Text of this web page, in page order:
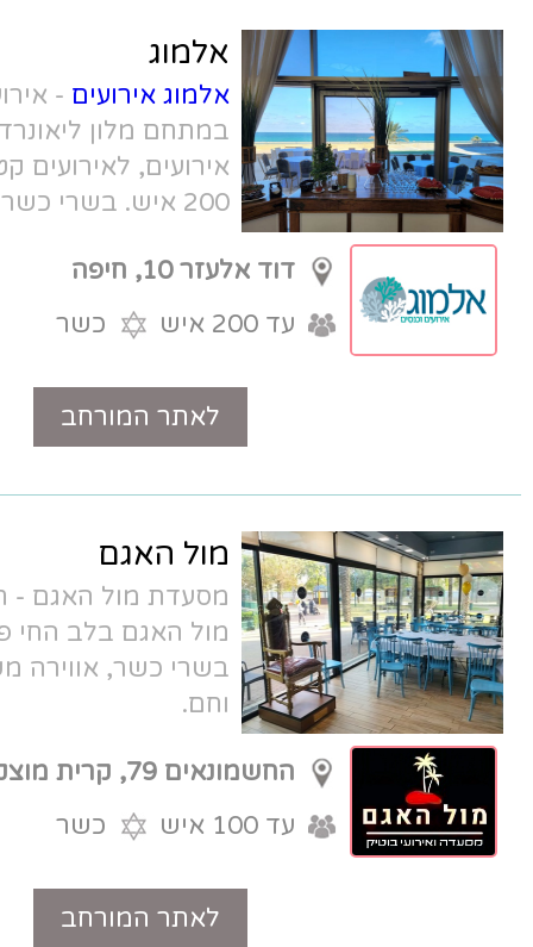
אלמוג
אלמוג אירועים- אירוע מושלם מול הים,
במתחם מלון ליאונרדו. מספר מתחמי
אירועים, לאירועים קטנים מ- 60 איש עד
200 איש. בשרי כשר או חלבי כשר.
כשר
טלפון
מול האגם
מסעדת מול האגם - חוויה של אירוח כפרי
מול האגם בלב החי פארק, עם מטבח
בשרי כשר, אווירה משגעת ושירות לבבי
וחם.
החשמונאים 79, קרית מוצקין
כשר
טלפון